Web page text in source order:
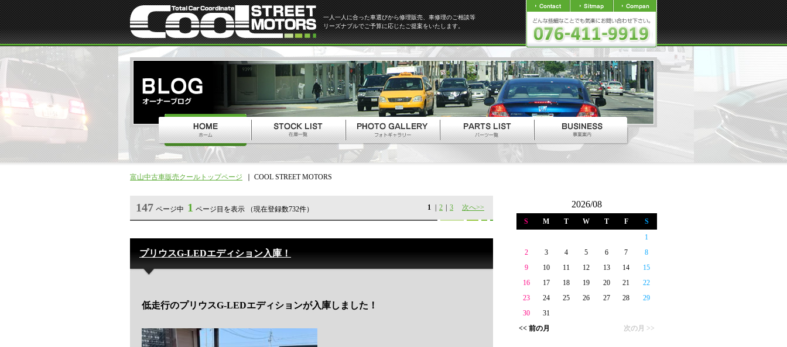
一人一人に合った車選びから修理販売、車修理のご相談等
リーズナブルでご予算に応じたご提案をいたします。
富山中古車販売クールトップページ COOL STREET MOTORS
147 ページ中 1 ページ目を表示 （現在登録数732件） 1 2 3 次へ>>
プリウスG-LEDエディション入庫！
低走行のプリウスG-LEDエディションが入庫しました！
2026/08
S M T W T F S
<< 前の月 次の月 >>
1
2
3 4 5 6 7
8
9
10 11 12 13 14
15
16
17 18 19 20 21
22
23
24 25 26 27 28
29
30
31